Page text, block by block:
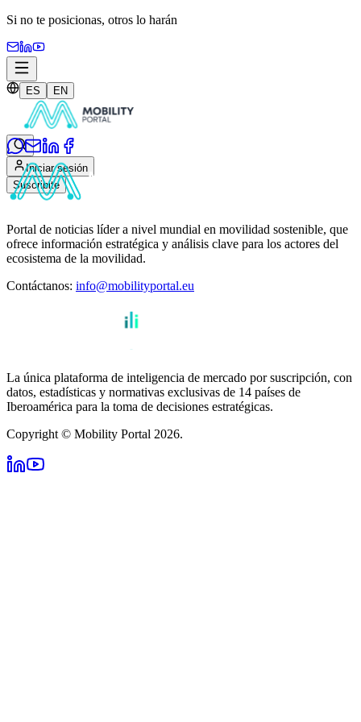
Si no te posicionas, otros lo harán
ES EN
Iniciar sesión
Suscribite
Portal de noticias líder a nivel mundial en movilidad sostenible, que
ofrece información estratégica y análisis clave para los actores del
ecosistema de la movilidad.
Contáctanos: info@mobilityportal.eu
La única plataforma de inteligencia de mercado por suscripción, con
datos, estadísticas y normativas exclusivas de 14 países de
Iberoamérica para la toma de decisiones estratégicas.
Copyright © Mobility Portal 2026.